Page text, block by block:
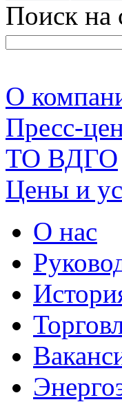
Поиск на
О
Пресс-
TO ВДГО
Цены и
О нас